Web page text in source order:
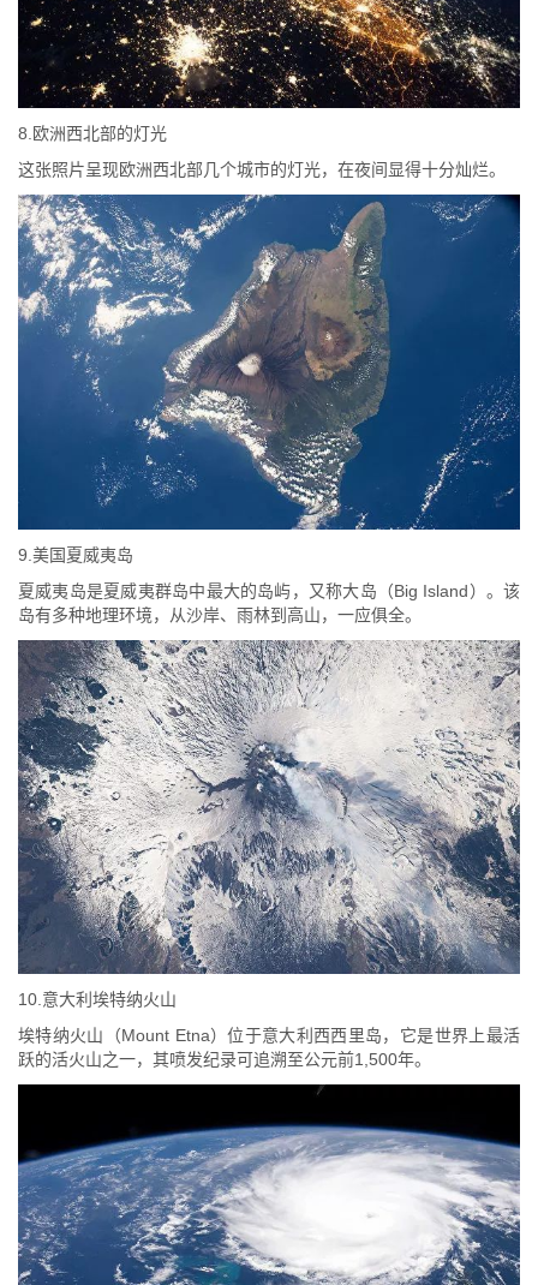
8.欧洲西北部的灯光
这张照片呈现欧洲西北部几个城市的灯光，在夜间显得十分灿烂。
9.美国夏威夷岛
夏威夷岛是夏威夷群岛中最大的岛屿，又称大岛（Big Island）。该
岛有多种地理环境，从沙岸、雨林到高山，一应俱全。
10.意大利埃特纳火山
埃特纳火山（Mount Etna）位于意大利西西里岛，它是世界上最活
跃的活火山之一，其喷发纪录可追溯至公元前1,500年。